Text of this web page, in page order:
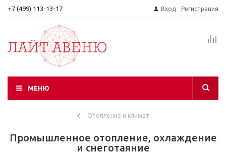
+7 (499) 113-13-17 Вход Регистрация
МЕНЮ
Отопление и климат
Промышленное отопление, охлаждение
и снеготаяние